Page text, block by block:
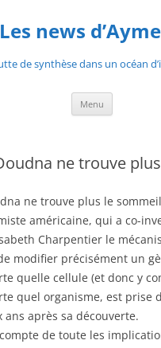
Les news
de synthèse dans un océan
Menu
ne trouve
ne trouve plus le
américaine, qui a co-
Charpentier le
modifier précisément un
quelle cellule (et donc y
quel organisme, est prise
ans après sa découverte.
de toute les